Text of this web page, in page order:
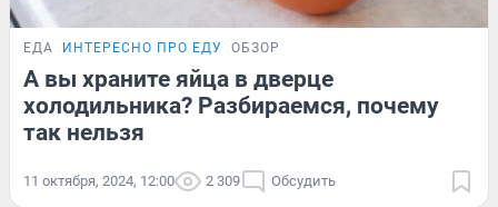
ЕДА ИНТЕРЕСНО ПРО ЕДУ ОБЗОР
А вы храните яйца в дверце
холодильника? Разбираемся, почему
так нельзя
11 октября, 2024, 12:00 2 309 Обсудить